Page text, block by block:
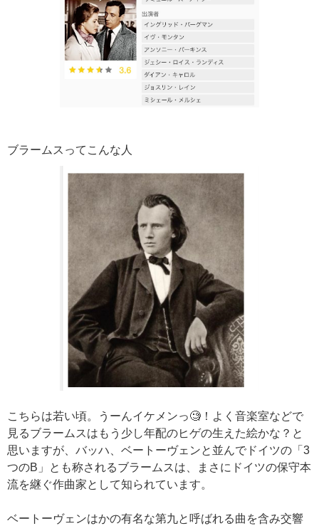
ブラームスってこんな人
こちらは若い頃。うーんイケメンっ🧐！よく音楽室などで
見るブラームスはもう少し年配のヒゲの生えた絵かな？と
思いますが、バッハ、ベートーヴェンと並んでドイツの「3
つのB」とも称されるブラームスは、まさにドイツの保守本
流を継ぐ作曲家として知られています。
ベートーヴェンはかの有名な第九と呼ばれる曲を含み交響